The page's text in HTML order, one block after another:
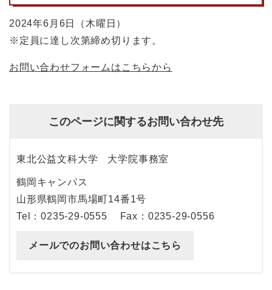
2024年6月6日（木曜日）
※定員に達し次第締め切ります。
お問い合わせフォームはこちらから
このページに関するお問い合わせ先
東北公益文科大学 大学院事務室
鶴岡キャンパス
山形県鶴岡市馬場町14番1号
Tel：0235-29-0555
Fax：0235-29-0556
メールでのお問い合わせはこちら